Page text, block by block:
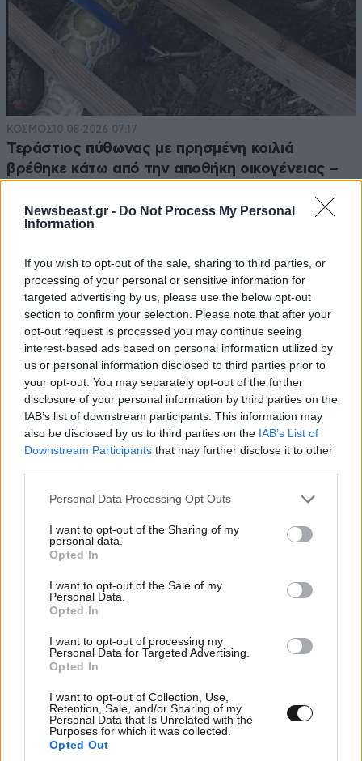
Newsbeast.gr - Do Not Process My Personal
Information
If you wish to opt-out of the sale, sharing to third parties, or
processing of your personal or sensitive information for
targeted advertising by us, please use the below opt-out
section to confirm your selection. Please note that after your
opt-out request is processed you may continue seeing
interest-based ads based on personal information utilized by
us or personal information disclosed to third parties prior to
your opt-out. You may separately opt-out of the further
disclosure of your personal information by third parties on the
IAB’s list of downstream participants. This information may
also be disclosed by us to third parties on the IAB’s List of
Downstream Participants that may further disclose it to other
Please note that this website/app uses one or more Google
not limited to your visit or usage behaviour. You may click to
grant or deny consent to Google and its third-party tags to
use your data for below specified purposes in below Google
consent section.
Personal Data Processing Opt Outs
I want to opt-out of the Sharing of my
personal data.
Opted In
I want to opt-out of the Sale of my
Personal Data.
Opted In
I want to opt-out of processing my
Personal Data for Targeted Advertising.
Opted In
I want to opt-out of Collection, Use,
Retention, Sale, and/or Sharing of my
Personal Data that Is Unrelated with the
Purposes for which it was collected.
Opted Out
ΚΟΣΜΟΣ10·08·2026 07:17
Τεράστιος πύθωνας με πρησμένη κοιλιά
βρέθηκε κάτω από την αποθήκη οικογένειας –
STYLE TALKS10·08·2026 09:00
Βασίλης Βασιλειάδης: Ο άνθρωπος που έκανε
την αρχιτεκτονική viral εξηγεί τι κάνει ένα σπίτι